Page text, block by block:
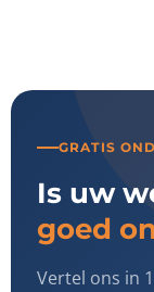
GRATIS
Is uw
goed
Vertel ons in